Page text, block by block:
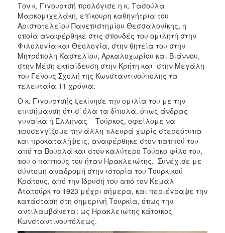
Τον κ. Γιγουρτσή προλόγισε η κ. Τασούλα
Μαρκομιχελάκη, επίκουρη καθηγήτρια του
Αριστοτελείου Πανεπιστημίου Θεσσαλονίκης, η
οποία αναφέρθηκε στις σπουδές του ομιλητή στην
Φιλολογία και Θεολογία, στην θητεία του στην
Μητρόπολη Καστελίου, Αρκαλοχωρίου και Βιάννου,
στην Μέση εκπαίδευση στην Κρήτη και στην Μεγάλη
του Γένους Σχολή της Κωνσταντινούπολης τα
τελευταία 11 χρόνια.
Ο κ. Γιγουρτσής ξεκίνησε την ομιλία του με την
επισήμανση ότι σ’ όλα τα δίπολα, όπως άνδρας –
γυναίκα ή Έλληνας – Τούρκος, οφείλομε να
προσεγγίζομε την άλλη πλευρά χωρίς στερεότυπα
και προκαταλήψεις, αναφέρθηκε στον παππού του
από τα Βουρλά και στον καλύτερο Τούρκο φίλο του,
που ο παππούς του ήταν Ηρακλειώτης. Συνέχισε με
σύντομη αναδρομή στην ιστορία του Τουρκικού
Κράτους, από την Ίδρυσή του από τον Κεμάλ
Ατατούρκ το 1923 μέχρι σήμερα, και περιέγραψε την
κατάσταση στη σημερινή Τουρκία, όπως την
αντιλαμβάνεται ως Ηρακλειώτης κάτοικος
Κωνσταντινουπόλεως.